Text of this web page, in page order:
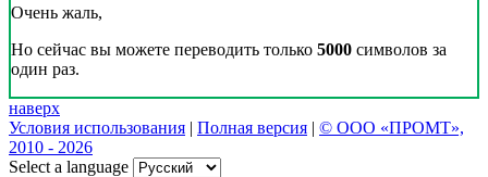
Очень жаль,
Но сейчас вы можете переводить только 5000 символов за
один раз.
наверх
Условия использования | Полная версия | © ООО «ПРОМТ»,
2010 - 2026
Select a language